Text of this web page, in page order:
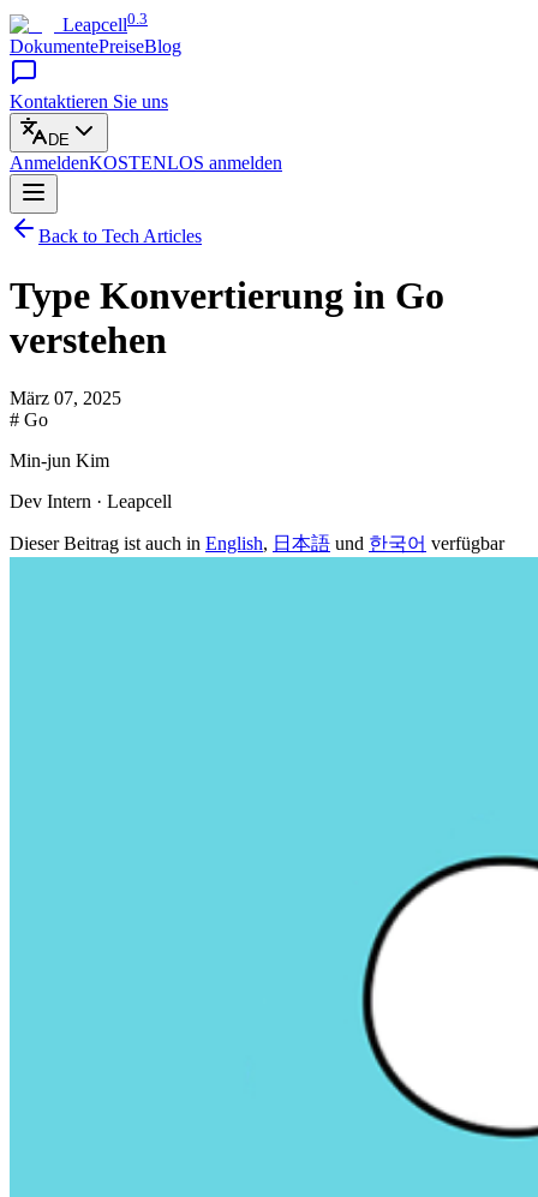
Leapcell0.3
DokumentePreiseBlog
Kontaktieren Sie uns
DE
AnmeldenKOSTENLOS anmelden
Back to Tech Articles
Type Konvertierung in Go
verstehen
März 07, 2025
# Go
Min-jun Kim
Dev Intern · Leapcell
Dieser Beitrag ist auch in English, 日本語 und 한국어 verfügbar